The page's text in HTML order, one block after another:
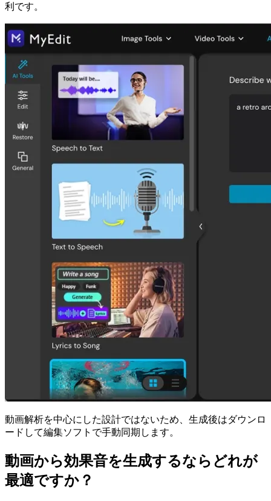
利です。
動画解析を中心にした設計ではないため、生成後はダウンロ
ードして編集ソフトで手動同期します。
動画から効果音を生成するならどれが
最適ですか？